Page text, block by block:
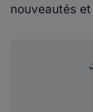
nouveautés